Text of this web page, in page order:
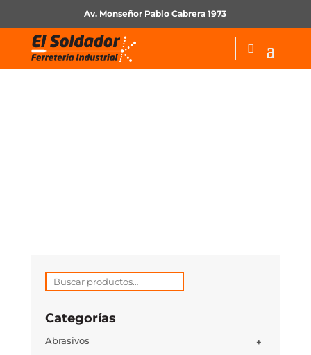
Av. Monseñor Pablo Cabrera 1973
Buscar
Categorías
+
Abrasivos